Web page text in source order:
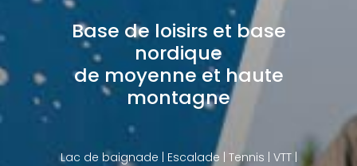
Base de loisirs et base
nordique
de moyenne et haute
montagne
Lac de baignade | Escalade | Tennis | VTT |